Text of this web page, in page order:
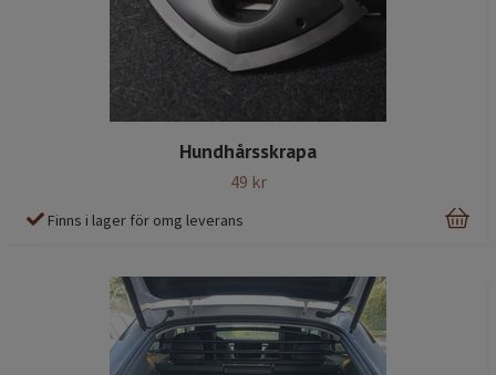
Hundhårsskrapa
49 kr
Finns i lager för omg leverans